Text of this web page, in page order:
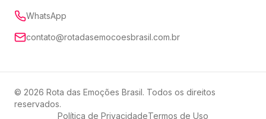
WhatsApp
contato@rotadasemocoesbrasil.com.br
© 2026 Rota das Emoções Brasil. Todos os direitos
reservados.
Política de PrivacidadeTermos de Uso